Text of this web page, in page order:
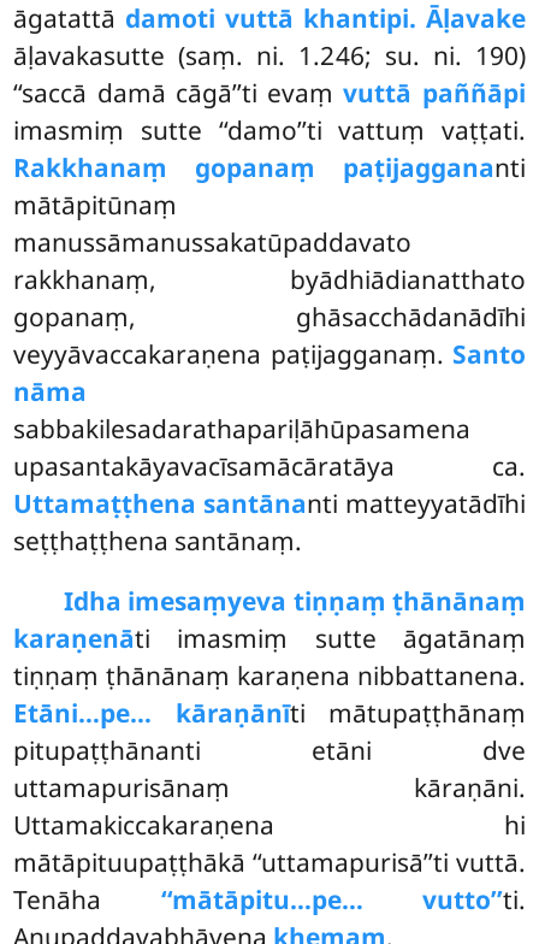
āgatattā damoti vuttā khantipi. Āḷavake
āḷavakasutte (saṃ. ni. 1.246; su. ni. 190)
‘‘saccā damā cāgā’’ti evaṃvuttā paññāpi
imasmiṃ sutte ‘‘damo’’ti vattuṃ vaṭṭati.
Rakkhanaṃ gopanaṃ paṭijaggananti
mātāpitūnaṃ
manussāmanussakatūpaddavato
rakkhanaṃ, byādhiādianatthato
gopanaṃ, ghāsacchādanādīhi
veyyāvaccakaraṇena paṭijagganaṃ. Santo
nāma
sabbakilesadarathapariḷāhūpasamena
upasantakāyavacīsamācāratāya ca.
Uttamaṭṭhena santānanti matteyyatādīhi
seṭṭhaṭṭhena santānaṃ.
Idha imesaṃyeva tiṇṇaṃ ṭhānānaṃ
karaṇenāti imasmiṃ sutte āgatānaṃ
tiṇṇaṃ ṭhānānaṃ karaṇena nibbattanena.
Etāni…pe… kāraṇānīti mātupaṭṭhānaṃ
pitupaṭṭhānanti etāni dve
uttamapurisānaṃ kāraṇāni.
Uttamakiccakaraṇena hi
mātāpituupaṭṭhākā ‘‘uttamapurisā’’ti vuttā.
Tenāha ‘‘mātāpitu…pe… vutto’’ti.
Anupaddavabhāvena khemaṃ.